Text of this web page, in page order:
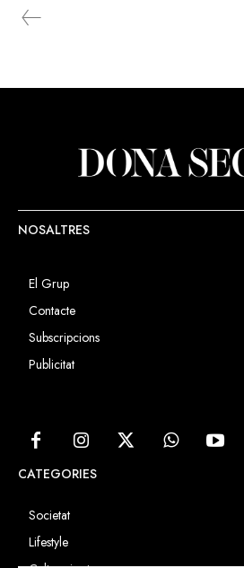
NOSALTRES
El Grup
Contacte
Subscripcions
Publicitat
CATEGORIES
Societat
Lifestyle